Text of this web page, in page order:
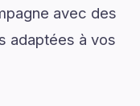
avec des
adaptées à vos